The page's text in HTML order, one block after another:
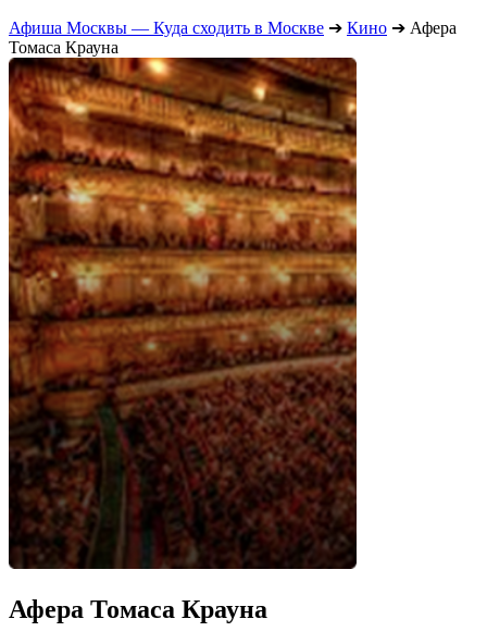
Афиша Москвы — Куда сходить в Москве ➔ Кино ➔ Афера
Томаса Крауна
Афера Томаса Крауна